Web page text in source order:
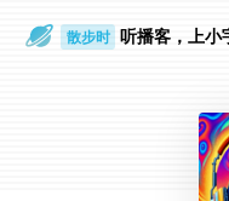
散步时 听播客，上小